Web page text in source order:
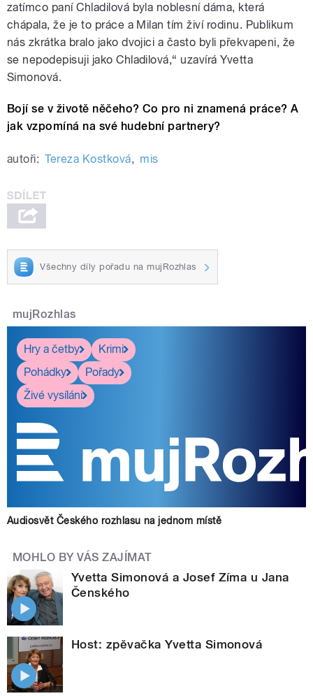
zatímco paní Chladilová byla noblesní dáma, která
chápala, že je to práce a Milan tím živí rodinu. Publikum
nás zkrátka bralo jako dvojici a často byli překvapeni, že
se nepodepisuji jako Chladilová,“ uzavírá Yvetta
Simonová.
Bojí se v životě něčeho? Co pro ni znamená práce? A
jak vzpomíná na své hudební partnery?
autoři: Tereza Kostková, mis
Všechny díly pořadu na mujRozhlas
mujRozhlas
Hry a četby
Krimi
Pohádky
Pořady
Živé vysílání
Audiosvět Českého rozhlasu na jednom místě
MOHLO BY VÁS ZAJÍMAT
Yvetta Simonová a Josef Zíma u Jana
Čenského
Host: zpěvačka Yvetta Simonová